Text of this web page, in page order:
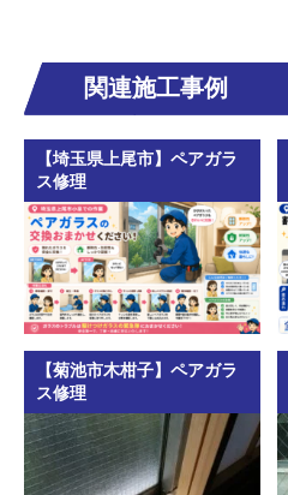
関連施工事例
【埼玉県上尾市】ペアガラ
ス修理
【菊池市木柑子】ペアガラ
ス修理